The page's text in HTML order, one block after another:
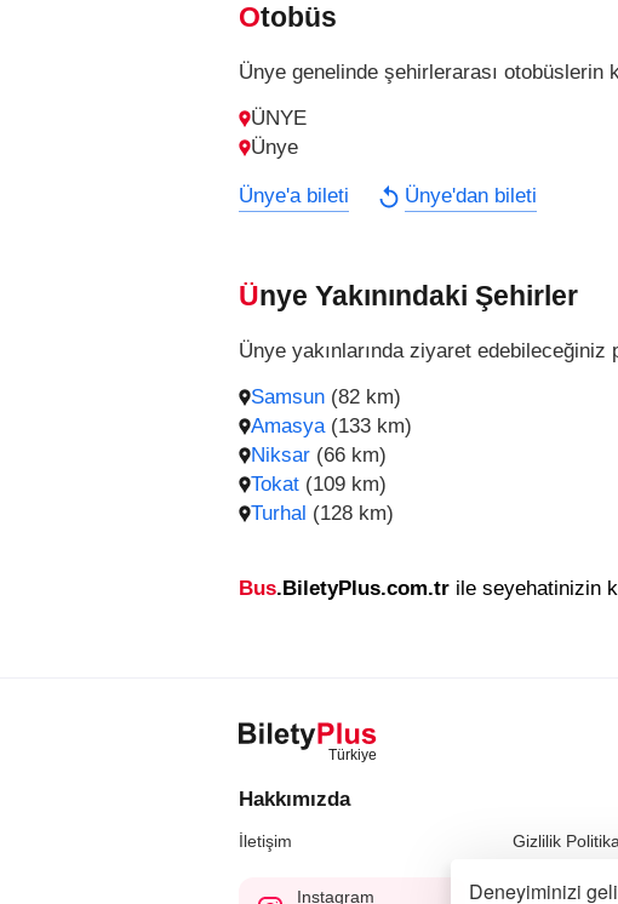
Otobüs
Ünye genelinde şehirlerarası otobüslerin
ÜNYE
Ünye
Ünye'a bileti Ünye'dan bileti
Ünye Yakınındaki Şehirler
Ünye yakınlarında ziyaret edebileceğiniz
Samsun (82 km)
Tokat (109 km)
Amasya(133 km)
Turhal (128 km)
Niksar (66 km)
Bus.BiletyPlus.com.tr ile seyehatinizin
Hakkımızda
İletişim Gizlilik
Instagram Deneyiminizi